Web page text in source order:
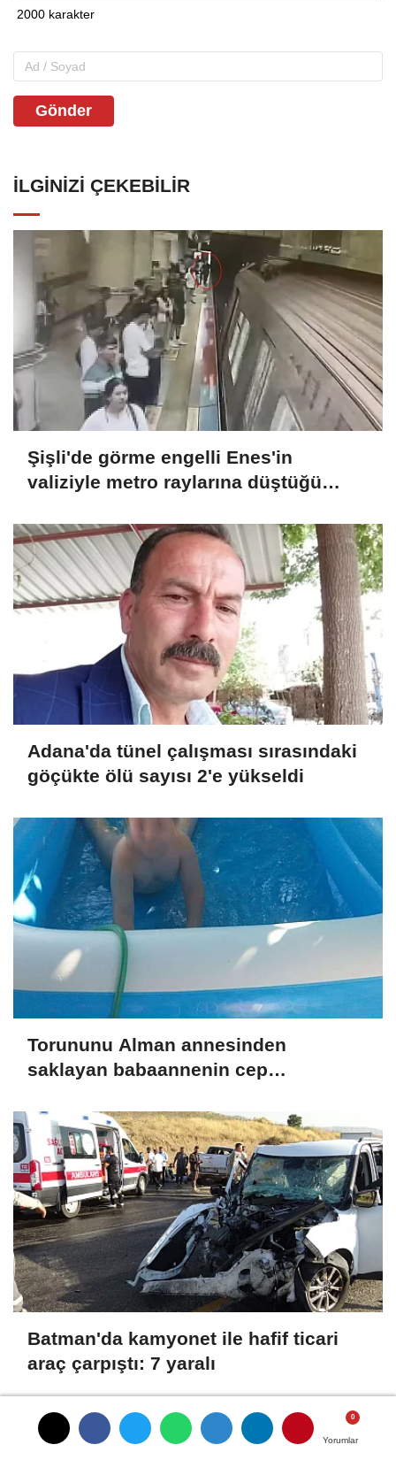
Yorumlar
Yorumlar
Yorumlar
Gönder
İLGINIZI ÇEKEBILIR
Şişli'de görme engelli Enes'in
valiziyle metro raylarına düştüğü
Adana'da tünel çalışması sırasındaki
göçükte ölü sayısı 2'e yükseldi
Torununu Alman annesinden
saklayan babaannenin cep
çıktı
Batman'da kamyonet ile hafif ticari
araç çarpıştı: 7 yaralı
SON HABERLER